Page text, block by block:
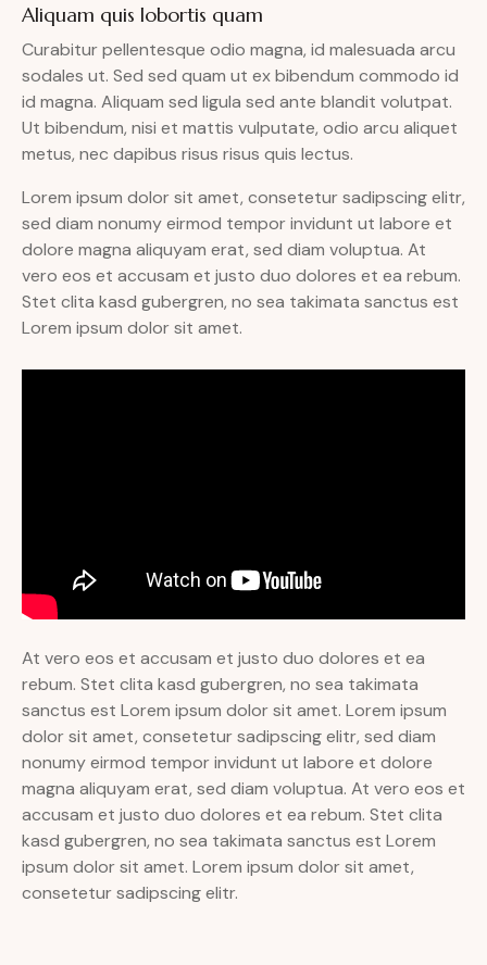
Aliquam quis lobortis quam
Curabitur pellentesque odio magna, id malesuada arcu
sodales ut. Sed sed quam ut ex bibendum commodo id
id magna. Aliquam sed ligula sed ante blandit volutpat.
Ut bibendum, nisi et mattis vulputate, odio arcu aliquet
metus, nec dapibus risus risus quis lectus.
Lorem ipsum dolor sit amet, consetetur sadipscing elitr,
sed diam nonumy eirmod tempor invidunt ut labore et
dolore magna aliquyam erat, sed diam voluptua. At
vero eos et accusam et justo duo dolores et ea rebum.
Stet clita kasd gubergren, no sea takimata sanctus est
Lorem ipsum dolor sit amet.
At vero eos et accusam et justo duo dolores et ea
rebum. Stet clita kasd gubergren, no sea takimata
sanctus est Lorem ipsum dolor sit amet. Lorem ipsum
dolor sit amet, consetetur sadipscing elitr, sed diam
nonumy eirmod tempor invidunt ut labore et dolore
magna aliquyam erat, sed diam voluptua. At vero eos et
accusam et justo duo dolores et ea rebum. Stet clita
kasd gubergren, no sea takimata sanctus est Lorem
ipsum dolor sit amet. Lorem ipsum dolor sit amet,
consetetur sadipscing elitr.